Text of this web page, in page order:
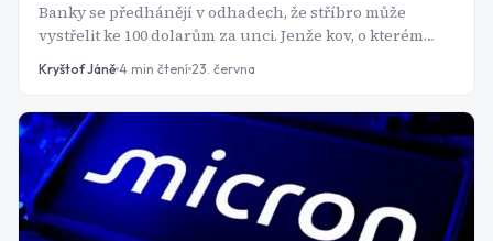
Banky se předhánějí v odhadech, že stříbro může
vystřelit ke 100 dolarům za unci. Jenže kov, o kterém
mluví, mezitím během několika měsíců smazal téměř
polovinu své hodnoty. Co se to děje s aktivem, které se
Kryštof Jáně 4 min čtení 23. června